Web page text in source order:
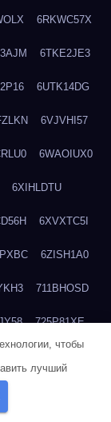
6RKWC57X
6TKE2JE3
6UTK14DG
6VJVHI57
6WAOIUX0
6XIHLDTU
6XVXTC5I
6ZISH1A0
711BHOSD
725P81XE
чтобы
лучший